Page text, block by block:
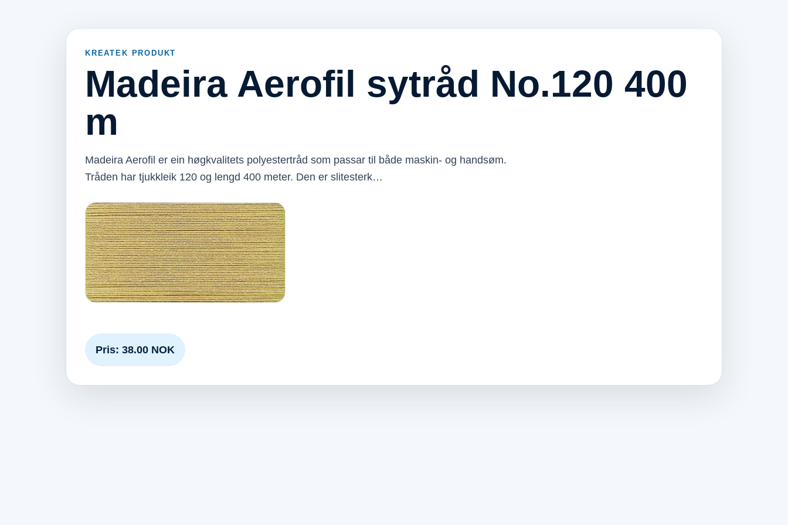
KREATEK PRODUKT
Madeira Aerofil sytråd No.120 400
m
Madeira Aerofil er ein høgkvalitets polyestertråd som passar til både maskin- og handsøm.
Tråden har tjukkleik 120 og lengd 400 meter. Den er slitesterk…
Pris: 38.00 NOK